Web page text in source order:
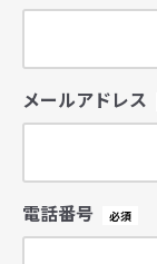
メールアドレス
電話番号